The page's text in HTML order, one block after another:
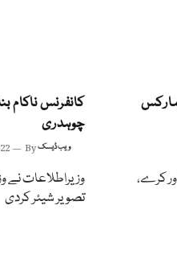
کرے،
چوہدری
Byویب ڈیسک
وزیراطلاعات نے
تصویر شیئر کردی